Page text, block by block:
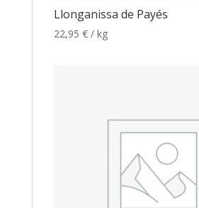
Llonganissa de Payés
22,95 € / kg